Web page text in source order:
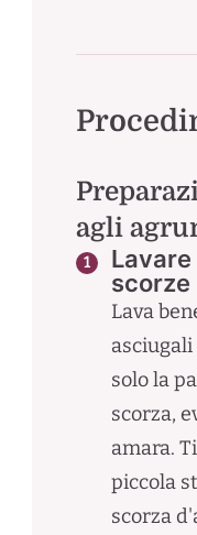
agli
scorze
Lava
solo la
scorza,
amara.
piccola
scorza